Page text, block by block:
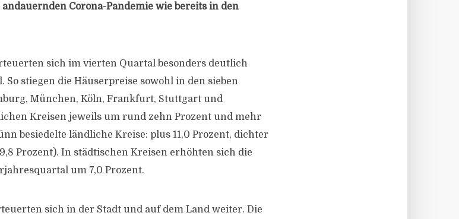
Corona-Pandemie wie bereits in den
sich im vierten Quartal besonders deutlich
So stiegen die Häuserpreise sowohl in den sieben
München, Köln, Frankfurt, Stuttgart und
Kreisen jeweils um rund zehn Prozent und mehr
besiedelte ländliche Kreise: plus 11,0 Prozent, dichter
Prozent). In städtischen Kreisen erhöhten sich die
um 7,0 Prozent.
sich in der Stadt und auf dem Land weiter. Die